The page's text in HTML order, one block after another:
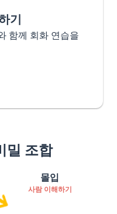
기
함께 회화 연습을
밀 조합
몰입
사람 이해하기